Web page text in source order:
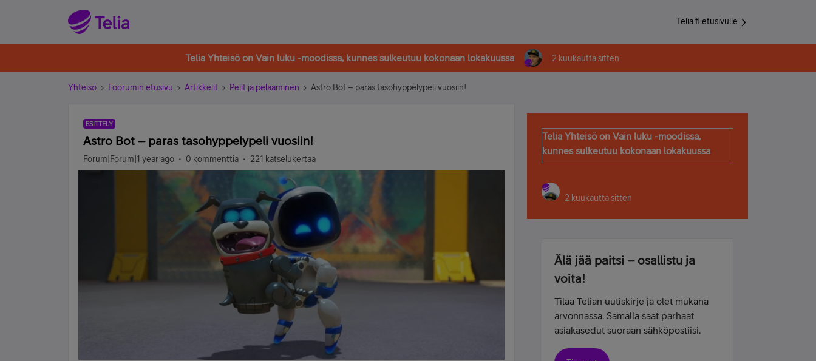
Telia.fi etusivulle
Telia Yhteisö on Vain luku -moodissa, kunnes sulkeutuu kokonaan lokakuussa 2 kuukautta sitten
Yhteisö Foorumin etusivu Artikkelit Pelit ja pelaaminen Astro Bot – paras tasohyppelypeli vuosiin!
ESITTELY
Astro Bot – paras tasohyppelypeli vuosiin!
Forum|Forum|1 year ago 0 kommenttia 221 katselukertaa
Telia Yhteisö on Vain luku -moodissa,
kunnes sulkeutuu kokonaan lokakuussa
2 kuukautta sitten
Älä jää paitsi – osallistu ja
voita!
Tilaa Telian uutiskirje ja olet mukana
arvonnassa. Samalla saat parhaat
asiakasedut suoraan sähköpostiisi.